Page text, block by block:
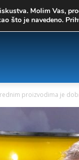
proizvodima je
Molim Vas,
što je navedeno.